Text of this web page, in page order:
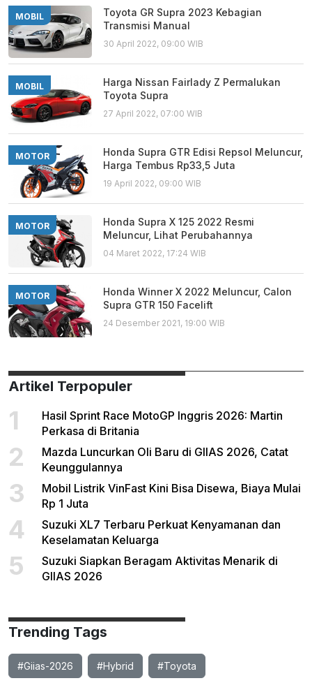
MOBIL
Toyota GR Supra 2023 Kebagian
Transmisi Manual
30 April 2022, 09:00 WIB
MOBIL
Harga Nissan Fairlady Z Permalukan
Toyota Supra
27 April 2022, 07:00 WIB
MOTOR
Honda Supra GTR Edisi Repsol Meluncur,
Harga Tembus Rp33,5 Juta
19 April 2022, 09:00 WIB
MOTOR
Honda Supra X 125 2022 Resmi
Meluncur, Lihat Perubahannya
04 Maret 2022, 17:24 WIB
MOTOR
Honda Winner X 2022 Meluncur, Calon
Supra GTR 150 Facelift
24 Desember 2021, 19:00 WIB
Artikel Terpopuler
1
Hasil Sprint Race MotoGP Inggris 2026: Martin
Perkasa di Britania
2
Mazda Luncurkan Oli Baru di GIIAS 2026, Catat
Keunggulannya
3
Mobil Listrik VinFast Kini Bisa Disewa, Biaya Mulai
Rp 1 Juta
4
Suzuki XL7 Terbaru Perkuat Kenyamanan dan
Keselamatan Keluarga
5
Suzuki Siapkan Beragam Aktivitas Menarik di
GIIAS 2026
Trending Tags
#Giias-2026 #Hybrid #Toyota